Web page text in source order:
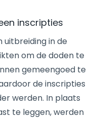
inscripties
uitbreiding in de
om de doden te
gemeengoed te
de inscripties
werden. In plaats
te leggen, werden